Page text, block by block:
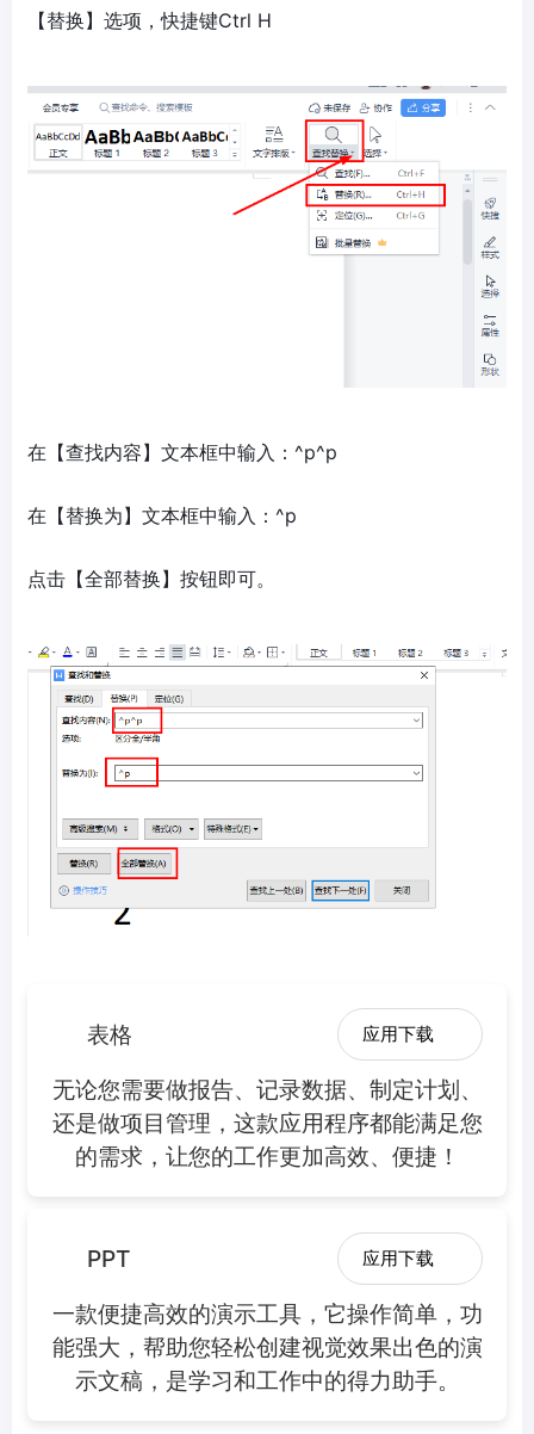
【替换】选项，快捷键Ctrl H
在【查找内容】文本框中输入：^p^p
在【替换为】文本框中输入：^p
点击【全部替换】按钮即可。
表格 应用下载
无论您需要做报告、记录数据、制定计划、
还是做项目管理，这款应用程序都能满足您
的需求，让您的工作更加高效、便捷！
PPT 应用下载
一款便捷高效的演示工具，它操作简单，功
能强大，帮助您轻松创建视觉效果出色的演
示文稿，是学习和工作中的得力助手。